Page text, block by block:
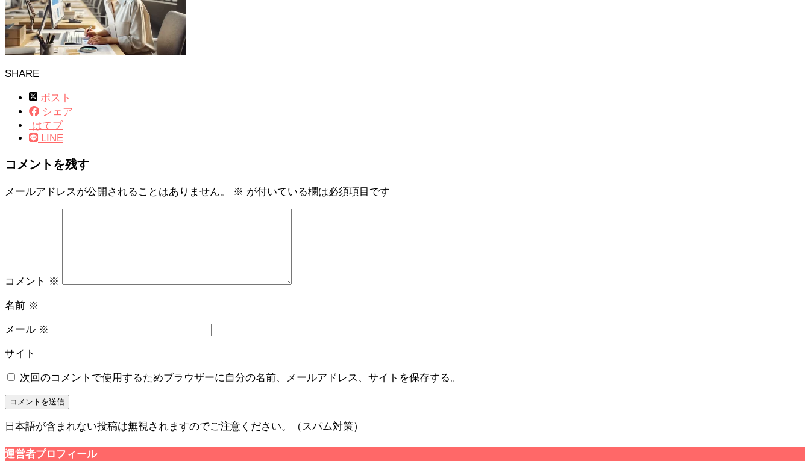
SHARE
ポスト
シェア
はてブ
LINE
コメントを残す
メールアドレスが公開されることはありません。 ※ が付いている欄は必須項目です
コメント ※
名前 ※
メール ※
サイト
次回のコメントで使用するためブラウザーに自分の名前、メールアドレス、サイトを保存する。
日本語が含まれない投稿は無視されますのでご注意ください。（スパム対策）
運営者プロフィール